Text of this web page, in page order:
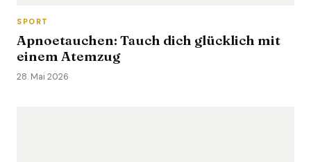
SPORT
Apnoetauchen: Tauch dich glücklich mit
einem Atemzug
28. Mai 2026